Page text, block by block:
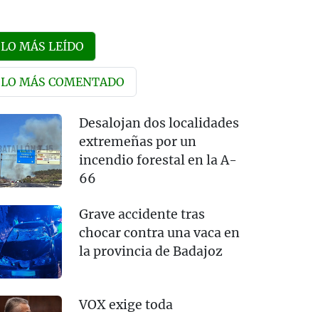
LO MÁS LEÍDO
LO MÁS COMENTADO
Desalojan dos localidades
extremeñas por un
incendio forestal en la A-
66
Grave accidente tras
chocar contra una vaca en
la provincia de Badajoz
VOX exige toda